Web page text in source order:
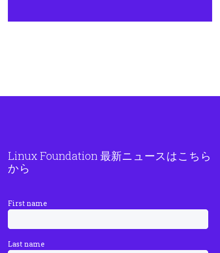
Linux Foundation 最新ニュースはこちら
から
First name
Last name